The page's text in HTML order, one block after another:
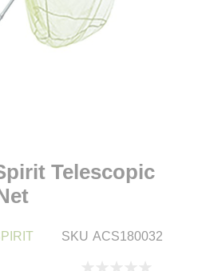
Telescopic
SKU ACS180032